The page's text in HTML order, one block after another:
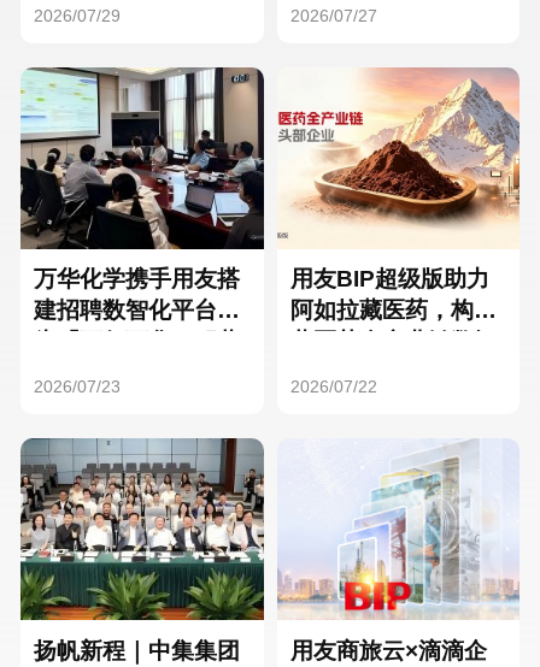
2026/07/29 2026/07/27
万华化学携手用友搭
建招聘数智化平台，
2026/07/23
用友BIP超级版助力
阿如拉藏医药，构建
2026/07/22
扬帆新程｜中集集团
用友商旅云×滴滴企